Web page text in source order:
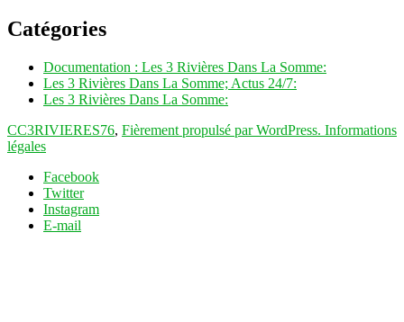
Catégories
Documentation : Les 3 Rivières Dans La Somme:
Les 3 Rivières Dans La Somme; Actus 24/7:
Les 3 Rivières Dans La Somme:
CC3RIVIERES76, Fièrement propulsé par WordPress. Informations
légales
Facebook
Twitter
Instagram
E-mail